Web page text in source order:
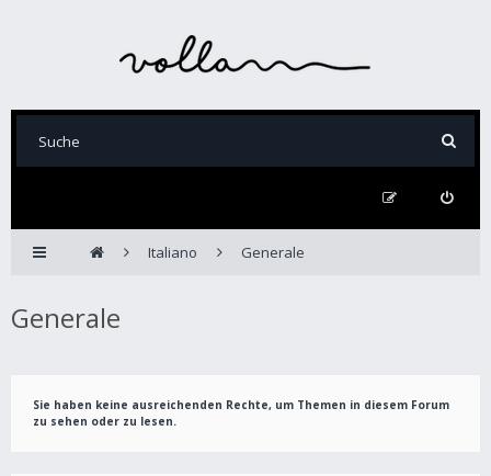
Italiano Generale
Generale
Sie haben keine ausreichenden Rechte, um Themen in diesem Forum
zu sehen oder zu lesen.